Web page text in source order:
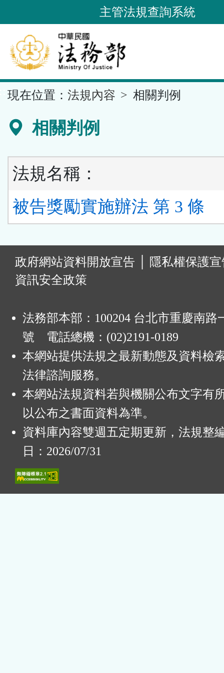
到
要
內
容
區
主管法規查詢系統
現在位置： 法規內容 相關判例
相關判例
法規名稱：
被告獎勵實施辦法 第 3 條
政府網站資料開放宣告
隱私權保護
資訊安全政策
法務部本部：100204 台北市重慶南路
號 電話總機：(02)2191-0189
本網站提供法規之最新動態及資料檢
法律諮詢服務。
本網站法規資料若與機關公布文字有
以公布之書面資料為準。
資料庫內容雙週五定期更新，法規整
日：2026/07/31